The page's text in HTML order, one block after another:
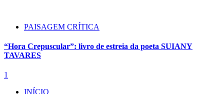
PAISAGEM CRÍTICA
“Hora Crepuscular”: livro de estreia da poeta SUIANY
TAVARES
1
INÍCIO